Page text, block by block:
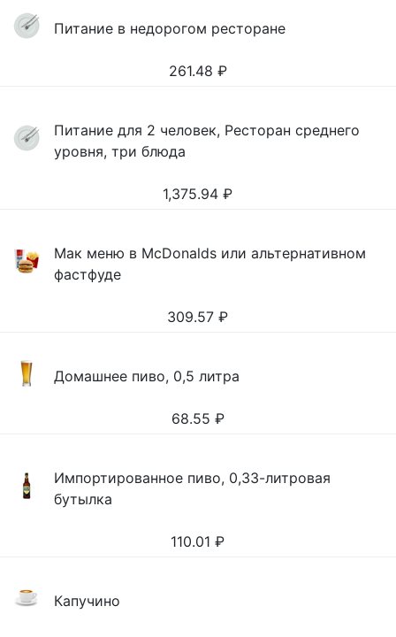
Питание в недорогом ресторане
261.48 ₽
Питание для 2 человек, Ресторан среднего
уровня, три блюда
1,375.94 ₽
Мак меню в McDonalds или альтернативном
фастфуде
309.57 ₽
Домашнее пиво, 0,5 литра
68.55 ₽
Импортированное пиво, 0,33-литровая
бутылка
110.01 ₽
Капучино